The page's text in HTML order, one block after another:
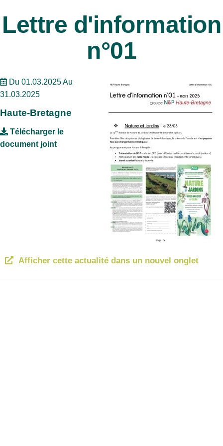
Lettre d'information
n°01
Du 01.03.2025 Au
31.03.2025
Haute-Bretagne
Télécharger le
document joint
Afficher cette actualité dans un nouvel onglet